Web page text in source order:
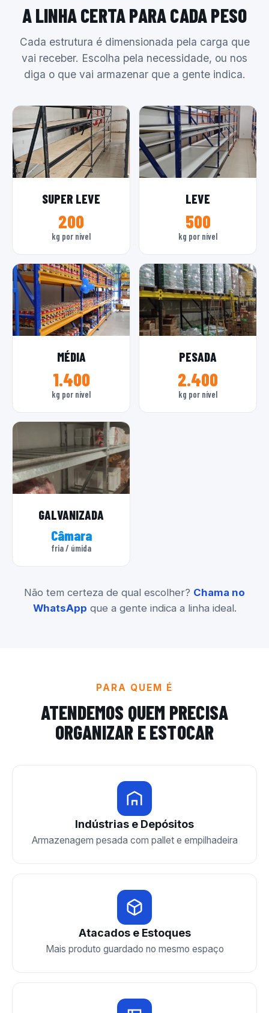
A LINHA CERTA PARA CADA PESO
Cada estrutura é dimensionada pela carga que
vai receber. Escolha pela necessidade, ou nos
diga o que vai armazenar que a gente indica.
SUPER LEVE
200
kg por nível
LEVE
500
kg por nível
MÉDIA
1.400
kg por nível
PESADA
2.400
kg por nível
GALVANIZADA
Câmara
fria / úmida
Não tem certeza de qual escolher? Chama no
WhatsApp que a gente indica a linha ideal.
PARA QUEM É
ATENDEMOS QUEM PRECISA
ORGANIZAR E ESTOCAR
Indústrias e Depósitos
Armazenagem pesada com pallet e empilhadeira
Atacados e Estoques
Mais produto guardado no mesmo espaço